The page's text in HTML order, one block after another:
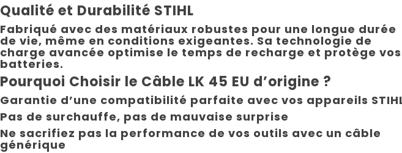
Qualité et Durabilité STIHL
Fabriqué avec des matériaux robustes pour une longue durée
de vie, même en conditions exigeantes. Sa technologie de
charge avancée optimise le temps de recharge et protège vos
batteries.
Pourquoi Choisir le Câble LK 45 EU d’origine ?
Garantie d’une compatibilité parfaite avec vos appareils
Pas de surchauffe, pas de mauvaise surprise
Ne sacrifiez pas la performance de vos outils avec un câble
générique